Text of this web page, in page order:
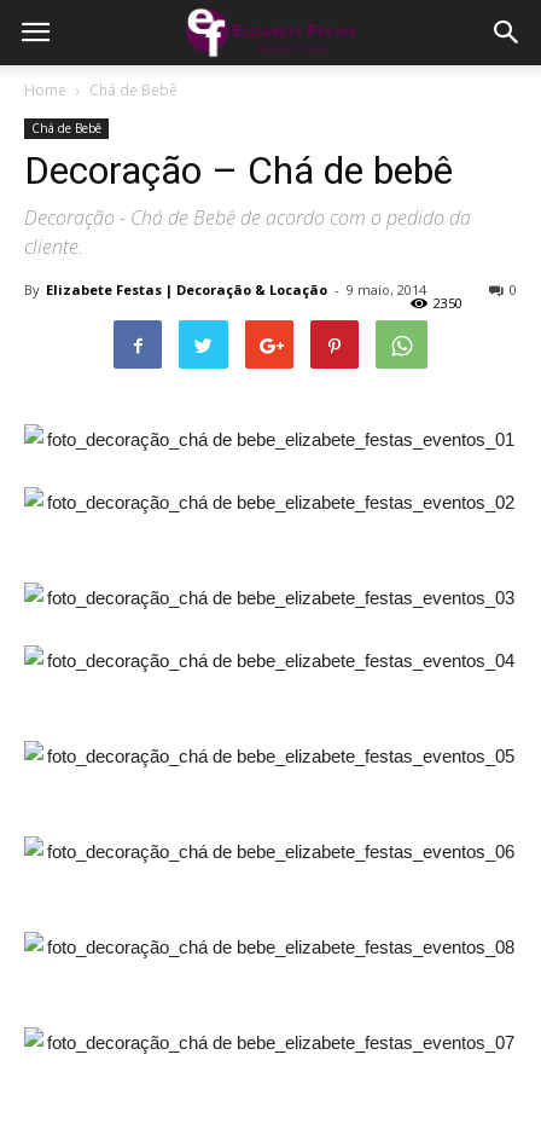
Home Chá de Bebê
Chá de Bebê
Decoração – Chá de bebê
Decoração - Chá de Bebê de acordo com o pedido da
cliente.
By Elizabete Festas | Decoração & Locação - 9 maio, 2014 0
2350